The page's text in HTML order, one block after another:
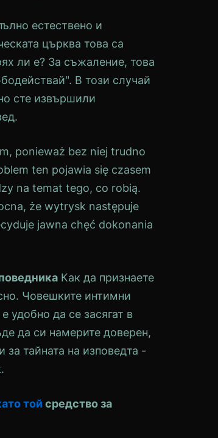
естествено и
църква това са
ли е? За съжаление, това
В този случай
сте извършили
ponieważ bez niej trudno
ten pojawia się czasem
na temat tego, co robią.
że wytrysk następuje
jawna chęć dokonania
Как да признаете
Човешките интимни
удобно да се засягат в
да си намерите доверен,
тайната на изповедта -
той средство за